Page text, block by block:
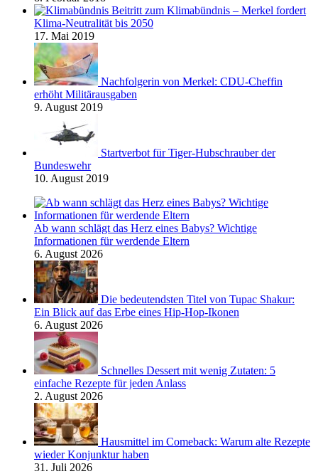
Beitritt zum Klimabündnis – Merkel fordert
Klima-Neutralität bis 2050
17. Mai 2019
Nachfolgerin von Merkel: CDU-Cheffin
erhöht Militärausgaben
9. August 2019
Startverbot für Tiger-Hubschrauber der
Bundeswehr
10. August 2019
Ab wann schlägt das Herz eines Babys? Wichtige
Informationen für werdende Eltern
6. August 2026
Die bedeutendsten Titel von Tupac Shakur:
Ein Blick auf das Erbe eines Hip-Hop-Ikonen
6. August 2026
Schnelles Dessert mit wenig Zutaten: 5
einfache Rezepte für jeden Anlass
2. August 2026
Hausmittel im Comeback: Warum alte Rezepte
wieder Konjunktur haben
31. Juli 2026